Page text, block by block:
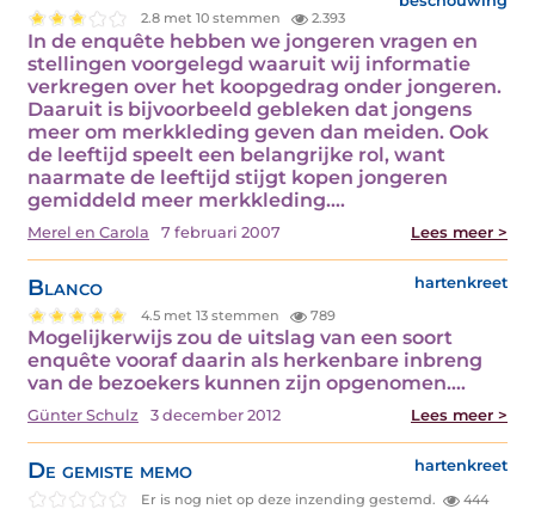
2.8 met 10 stemmen 2.393
In de enquête hebben we jongeren vragen en
stellingen voorgelegd waaruit wij informatie
verkregen over het koopgedrag onder jongeren.
Daaruit is bijvoorbeeld gebleken dat jongens
meer om merkkleding geven dan meiden. Ook
de leeftijd speelt een belangrijke rol, want
naarmate de leeftijd stijgt kopen jongeren
gemiddeld meer merkkleding.…
Merel en Carola 7 februari 2007 Lees meer >
Blanco hartenkreet
4.5 met 13 stemmen 789
Mogelijkerwijs zou de uitslag van een soort
enquête vooraf daarin als herkenbare inbreng
van de bezoekers kunnen zijn opgenomen.…
Günter Schulz 3 december 2012 Lees meer >
De gemiste memo hartenkreet
Er is nog niet op deze inzending gestemd. 444